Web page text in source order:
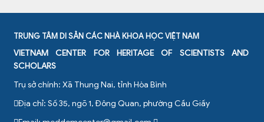
TRUNG TÂM DI SẢN CÁC NHÀ KHOA HỌC VIỆT NAM
VIETNAM CENTER FOR HERITAGE OF SCIENTISTS AND
SCHOLARS
Trụ sở chính: Xã Thung Nai, tỉnh Hòa Bình
Địa chỉ: Số 35, ngõ 1, Đông Quan, phường Cầu Giấy